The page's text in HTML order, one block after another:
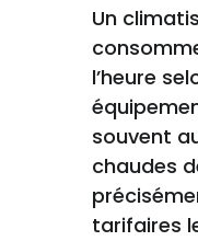
Un
l’heure
souvent
chaudes
tarifaires